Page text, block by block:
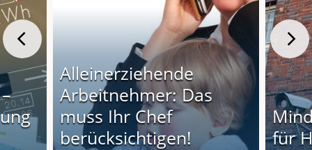
Alleinerziehende
Arbeitnehmer: Das
muss Ihr Chef
berücksichtigen!
für